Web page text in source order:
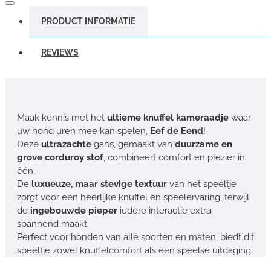
PRODUCT INFORMATIE
REVIEWS
Maak kennis met het ultieme knuffel kameraadje waar
uw hond uren mee kan spelen, Eef de Eend!
Deze ultrazachte gans, gemaakt van duurzame en
grove corduroy stof, combineert comfort en plezier in
één.
De luxueuze, maar stevige textuur van het speeltje
zorgt voor een heerlijke knuffel en speelervaring, terwijl
de ingebouwde pieper iedere interactie extra
spannend maakt.
Perfect voor honden van alle soorten en maten, biedt dit
speeltje zowel knuffelcomfort als een speelse uitdaging.